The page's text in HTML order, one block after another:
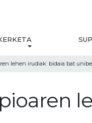
lehen irudiak: bidaia bat